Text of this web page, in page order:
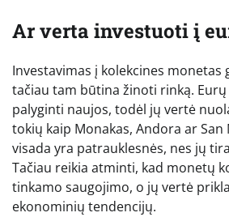
Ar verta investuoti į
Investavimas į kolekcines monetas
tačiau tam būtina žinoti rinką.
palyginti naujos, todėl jų vertė
tokių kaip Monakas, Andora ar
visada yra patrauklesnės, nes jų
Tačiau reikia atminti, kad monetų
tinkamo saugojimo, o jų vertė
ekonominių tendencijų.